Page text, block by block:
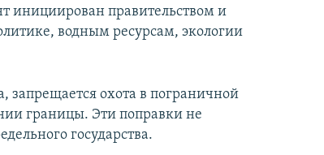
инициирован правительством и
водным ресурсам, экологии
запрещается охота в пограничной
границы. Эти поправки не
государства.